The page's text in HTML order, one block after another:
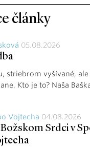
články
05.08.2026
striebrom vyšívané,
Kto je to? Naša
Vojtecha 04.08.2026
Srdci v